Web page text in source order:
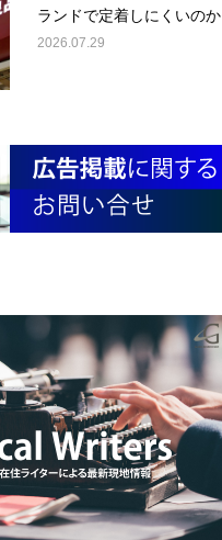
ランドで定着しにくいのか
2026.07.29